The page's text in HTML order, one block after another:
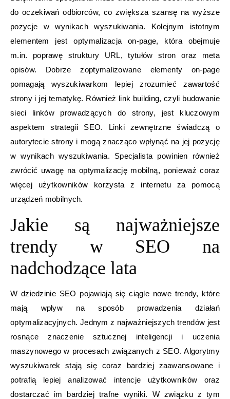
do oczekiwań odbiorców, co zwiększa szansę na wyższe
pozycje w wynikach wyszukiwania. Kolejnym istotnym
elementem jest optymalizacja on-page, która obejmuje
m.in. poprawę struktury URL, tytułów stron oraz meta
opisów. Dobrze zoptymalizowane elementy on-page
pomagają wyszukiwarkom lepiej zrozumieć zawartość
strony i jej tematykę. Również link building, czyli budowanie
sieci linków prowadzących do strony, jest kluczowym
aspektem strategii SEO. Linki zewnętrzne świadczą o
autorytecie strony i mogą znacząco wpłynąć na jej pozycję
w wynikach wyszukiwania. Specjalista powinien również
zwrócić uwagę na optymalizację mobilną, ponieważ coraz
więcej użytkowników korzysta z internetu za pomocą
urządzeń mobilnych.
Jakie są najważniejsze
trendy w SEO na
nadchodzące lata
W dziedzinie SEO pojawiają się ciągle nowe trendy, które
mają wpływ na sposób prowadzenia działań
optymalizacyjnych. Jednym z najważniejszych trendów jest
rosnące znaczenie sztucznej inteligencji i uczenia
maszynowego w procesach związanych z SEO. Algorytmy
wyszukiwarek stają się coraz bardziej zaawansowane i
potrafią lepiej analizować intencje użytkowników oraz
dostarczać im bardziej trafne wyniki. W związku z tym